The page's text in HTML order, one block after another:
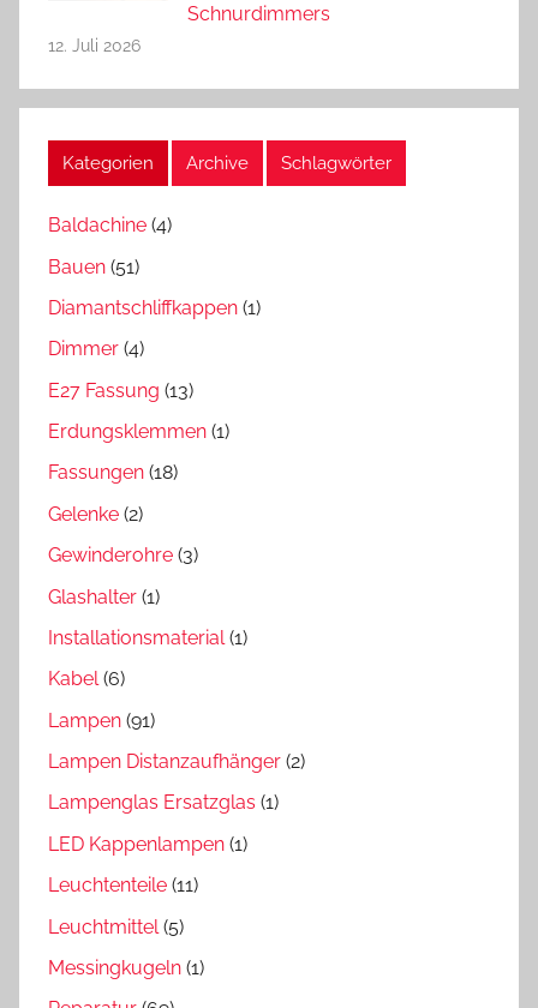
Schnurdimmers
12. Juli 2026
Kategorien Archive Schlagwörter
Baldachine (4)
Bauen (51)
Diamantschliffkappen (1)
Dimmer (4)
E27 Fassung (13)
Erdungsklemmen (1)
Fassungen (18)
Gelenke (2)
Gewinderohre (3)
Glashalter (1)
Installationsmaterial(1)
Kabel(6)
Lampen (91)
Lampen Distanzaufhänger (2)
Lampenglas Ersatzglas (1)
LED Kappenlampen (1)
Leuchtenteile (11)
Leuchtmittel (5)
Messingkugeln (1)